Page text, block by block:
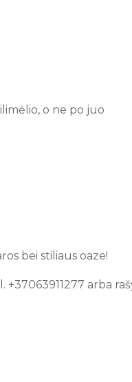
o ne po juo
bei stiliaus oaze!
arba